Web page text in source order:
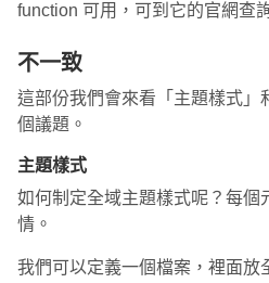
function 可用，可到它的官網查
不一致
這部份我們會來看「主題樣式」
個議題。
主題樣式
如何制定全域主題樣式呢？每個
情。
我們可以定義一個檔案，裡面放